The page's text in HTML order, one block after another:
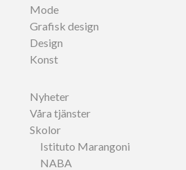
Mode
Grafisk design
Design
Konst
Nyheter
Våra tjänster
Skolor
Istituto Marangoni
NABA